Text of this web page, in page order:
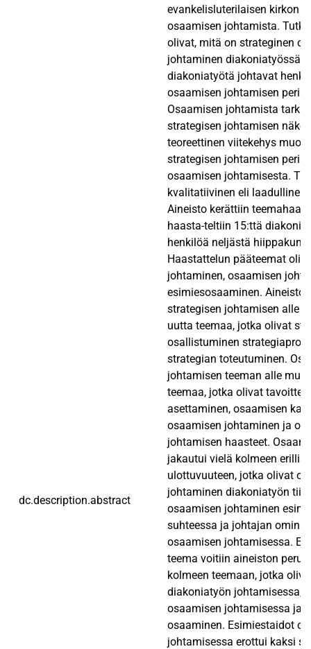
dc.description.abstract
evankelisluterilaisen kirkon
osaamisen johtamista.
olivat, mitä on strateginen
johtaminen diakoniatyössä,
diakoniatyötä johtavat
osaamisen johtamisen
Osaamisen johtamista
strategisen johtamisen
teoreettinen viitekehys
strategisen johtamisen
osaamisen johtamisesta.
kvalitatiivinen eli laadullinen
Aineisto kerättiin
haasta-teltiin 15:ttä
henkilöä neljästä
Haastattelun pääteemat
johtaminen, osaamisen
esimiesosaaminen.
strategisen johtamisen alle
uutta teemaa, jotka olivat
osallistuminen
strategian toteutuminen.
johtamisen teeman alle
teemaa, jotka olivat
asettaminen, osaamisen
osaamisen johtaminen ja
johtamisen haasteet.
jakautui vielä kolmeen
ulottuvuuteen, jotka olivat
johtaminen diakoniatyön
osaamisen johtaminen
suhteessa ja johtajan
osaamisen johtamisessa.
teema voitiin aineiston
kolmeen teemaan, jotka
diakoniatyön johtamisessa,
osaamisen johtamisessa ja
osaaminen. Esimiestaidot
johtamisessa erottui kaksi